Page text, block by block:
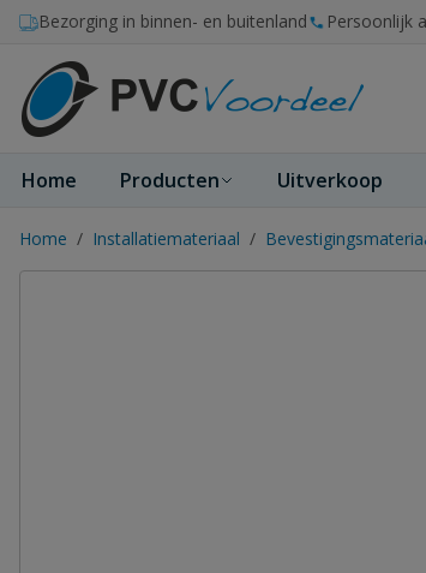
Ga naar de inhoud
Bezorging in binnen- en buitenland Persoonlijk
Home Producten Uitverkoop
Home / Installatiemateriaal /